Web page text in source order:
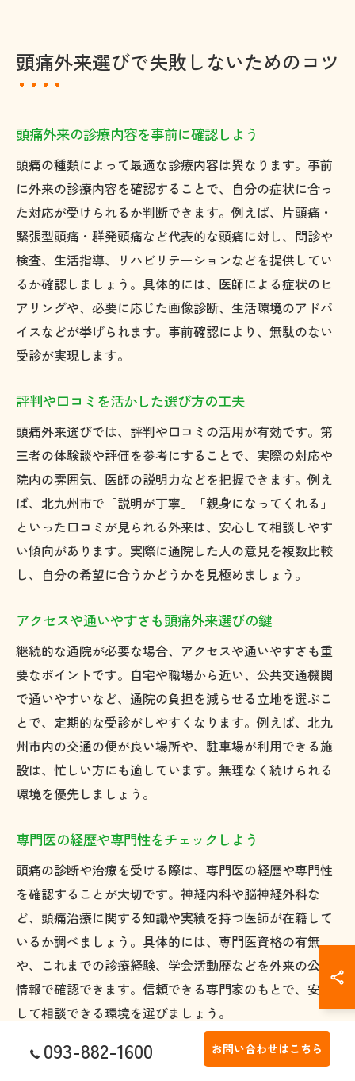
頭痛外来選びで失敗しないためのコツ
頭痛外来の診療内容を事前に確認しよう
頭痛の種類によって最適な診療内容は異なります。事前
に外来の診療内容を確認することで、自分の症状に合っ
た対応が受けられるか判断できます。例えば、片頭痛・
緊張型頭痛・群発頭痛など代表的な頭痛に対し、問診や
検査、生活指導、リハビリテーションなどを提供してい
るか確認しましょう。具体的には、医師による症状のヒ
アリングや、必要に応じた画像診断、生活環境のアドバ
イスなどが挙げられます。事前確認により、無駄のない
受診が実現します。
評判や口コミを活かした選び方の工夫
頭痛外来選びでは、評判や口コミの活用が有効です。第
三者の体験談や評価を参考にすることで、実際の対応や
院内の雰囲気、医師の説明力などを把握できます。例え
ば、北九州市で「説明が丁寧」「親身になってくれる」
といった口コミが見られる外来は、安心して相談しやす
い傾向があります。実際に通院した人の意見を複数比較
し、自分の希望に合うかどうかを見極めましょう。
アクセスや通いやすさも頭痛外来選びの鍵
継続的な通院が必要な場合、アクセスや通いやすさも重
要なポイントです。自宅や職場から近い、公共交通機関
で通いやすいなど、通院の負担を減らせる立地を選ぶこ
とで、定期的な受診がしやすくなります。例えば、北九
州市内の交通の便が良い場所や、駐車場が利用できる施
設は、忙しい方にも適しています。無理なく続けられる
環境を優先しましょう。
専門医の経歴や専門性をチェックしよう
頭痛の診断や治療を受ける際は、専門医の経歴や専門性
を確認することが大切です。神経内科や脳神経外科な
ど、頭痛治療に関する知識や実績を持つ医師が在籍して
いるか調べましょう。具体的には、専門医資格の有無
や、これまでの診療経験、学会活動歴などを外来の公式
情報で確認できます。信頼できる専門家のもとで、安心
して相談できる環境を選びましょう。
自分の頭痛種類に合う外来を選ぶポイント
093-882-1600 お問い合わせはこちら